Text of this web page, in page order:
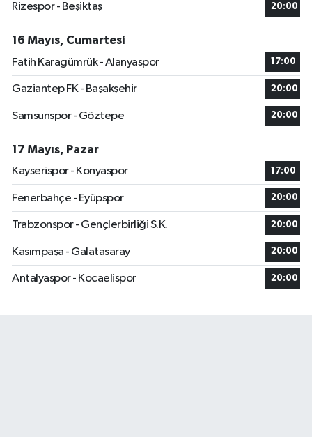
Rizespor - Beşiktaş
20:00
16 Mayıs, Cumartesi
Fatih Karagümrük - Alanyaspor
17:00
Gaziantep FK - Başakşehir 20:00
Samsunspor - Göztepe 20:00
17 Mayıs, Pazar
Kayserispor - Konyaspor
17:00
Fenerbahçe - Eyüpspor 20:00
Trabzonspor - Gençlerbirliği S.K. 20:00
Kasımpaşa - Galatasaray 20:00
Antalyaspor - Kocaelispor 20:00